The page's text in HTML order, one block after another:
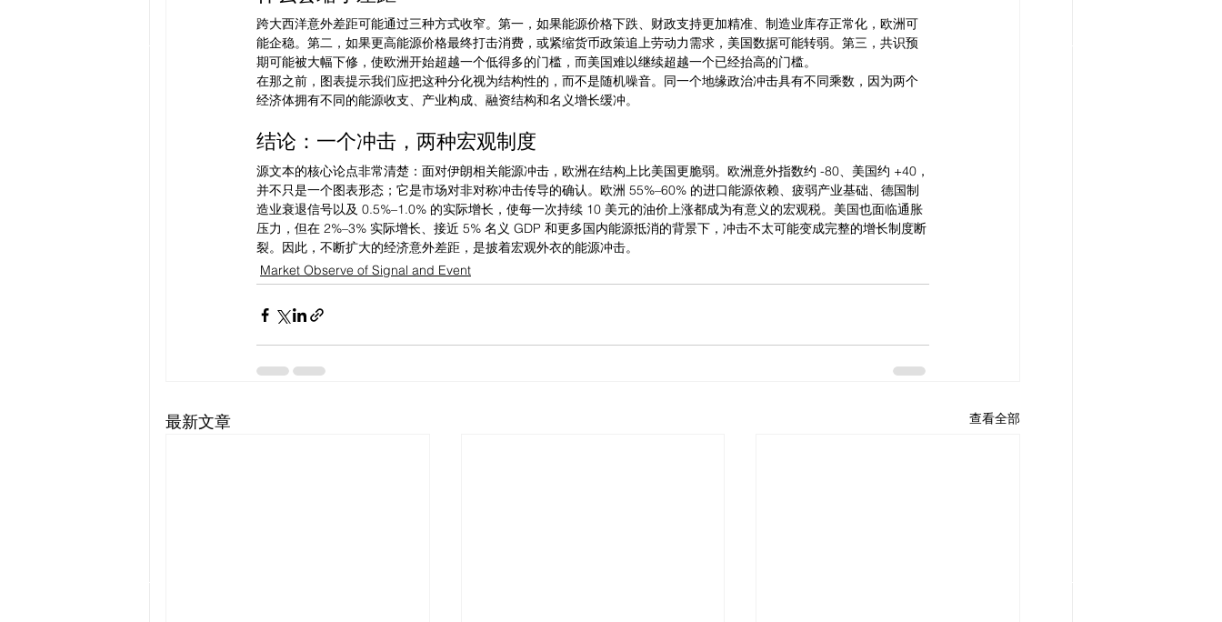
跨大西洋意外差距可能通过三种方式收窄。第一，如果能源价格下跌、财政支持更加精准、制造业库存正常化，欧洲可
能企稳。第二，如果更高能源价格最终打击消费，或紧缩货币政策追上劳动力需求，美国数据可能转弱。第三，共识预
期可能被大幅下修，使欧洲开始超越一个低得多的门槛，而美国难以继续超越一个已经抬高的门槛。
在那之前，图表提示我们应把这种分化视为结构性的，而不是随机噪音。同一个地缘政治冲击具有不同乘数，因为两个
经济体拥有不同的能源收支、产业构成、融资结构和名义增长缓冲。
结论：一个冲击，两种宏观制度
源文本的核心论点非常清楚：面对伊朗相关能源冲击，欧洲在结构上比美国更脆弱。欧洲意外指数约 -80、美国约 +40，
并不只是一个图表形态；它是市场对非对称冲击传导的确认。欧洲 55%–60% 的进口能源依赖、疲弱产业基础、德国制
造业衰退信号以及 0.5%–1.0% 的实际增长，使每一次持续 10 美元的油价上涨都成为有意义的宏观税。美国也面临通胀
压力，但在 2%–3% 实际增长、接近 5% 名义 GDP 和更多国内能源抵消的背景下，冲击不太可能变成完整的增长制度断
裂。因此，不断扩大的经济意外差距，是披着宏观外衣的能源冲击。
Market Observe of Signal and Event
最新文章 查看全部